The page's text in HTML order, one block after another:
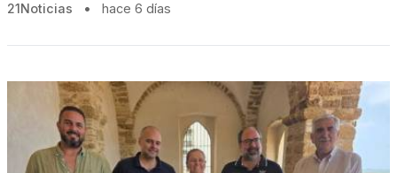
21Noticias • hace 6 días